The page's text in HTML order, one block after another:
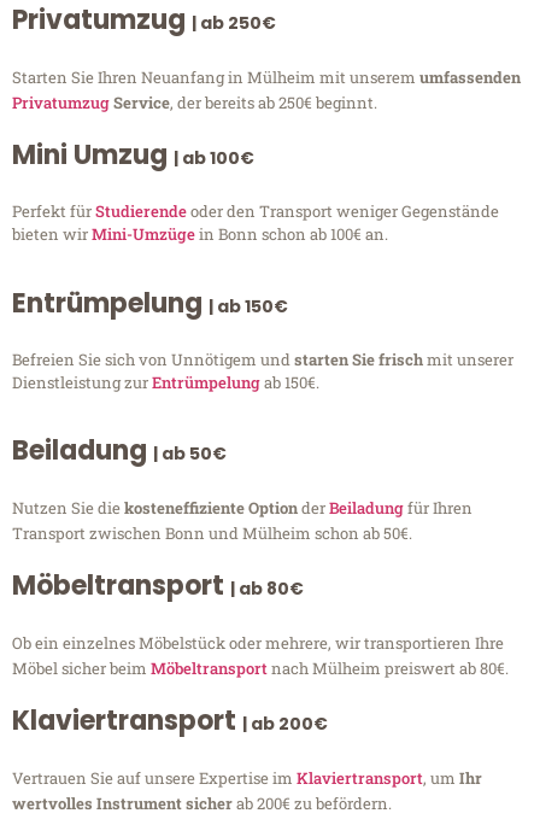
Privatumzug | ab 250€
Starten Sie Ihren Neuanfang in Mülheim mit unserem umfassenden
PrivatumzugService, der bereits ab 250€ beginnt.
Mini Umzug | ab 100€
Perfekt fürStudierendeoder den Transport weniger Gegenstände
bieten wirMini-Umzügein Bonn schon ab 100€ an.
Entrümpelung | ab 150€
Befreien Sie sich von Unnötigem undstarten Sie frischmit unserer
Dienstleistung zurEntrümpelungab 150€.
Beiladung | ab 50€
Nutzen Sie diekosteneffiziente OptionderBeiladungfür Ihren
Transport zwischen Bonn und Mülheim schon ab 50€.
Möbeltransport | ab 80€
Ob ein einzelnes Möbelstück oder mehrere, wir transportieren Ihre
Möbel sicher beim Möbeltransportnach Mülheim preiswert ab 80€.
Klaviertransport | ab 200€
Vertrauen Sie auf unsere Expertise im Klaviertransport, um Ihr
wertvolles Instrument sicherab 200€ zu befördern.